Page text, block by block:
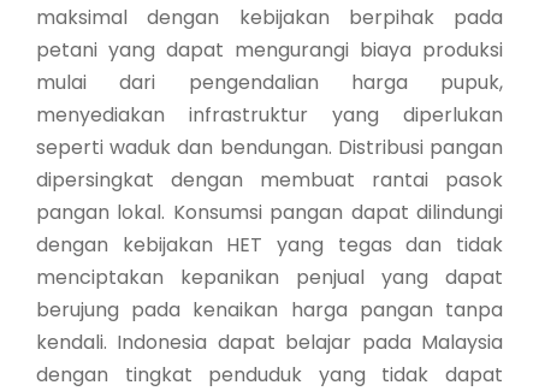
maksimal dengan kebijakan berpihak pada
petani yang dapat mengurangi biaya produksi
mulai dari pengendalian harga pupuk,
menyediakan infrastruktur yang diperlukan
seperti waduk dan bendungan. Distribusi pangan
dipersingkat dengan membuat rantai pasok
pangan lokal. Konsumsi pangan dapat dilindungi
dengan kebijakan HET yang tegas dan tidak
menciptakan kepanikan penjual yang dapat
berujung pada kenaikan harga pangan tanpa
kendali. Indonesia dapat belajar pada Malaysia
dengan tingkat penduduk yang tidak dapat